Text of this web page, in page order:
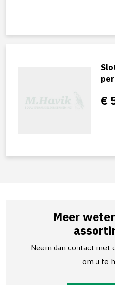
€
Meer
Neem dan contact met
om u te